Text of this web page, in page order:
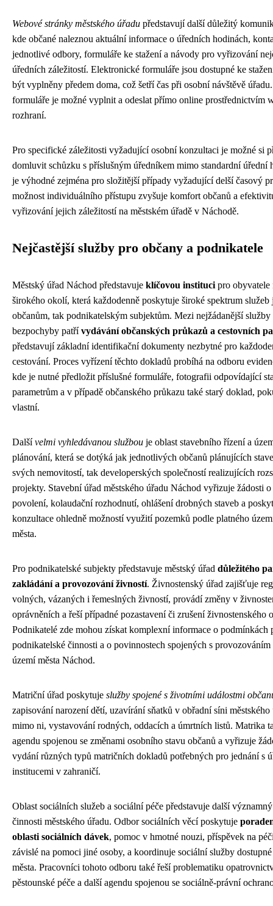
Webové stránky městského úřadu představují další důležitý
kde občané naleznou aktuální informace o úředních hodinách,
jednotlivé odbory, formuláře ke stažení a návody pro vyřizování
úředních záležitostí. Elektronické formuláře jsou dostupné ke
být vyplněny předem doma, což šetří čas při osobní návštěvě
formuláře je možné vyplnit a odeslat přímo online prostřednictvím
rozhraní.
Pro specifické záležitosti vyžadující osobní konzultaci je možné si
domluvit schůzku s příslušným úředníkem mimo standardní úřední
je výhodné zejména pro složitější případy vyžadující delší časový
možnost individuálního přístupu zvyšuje komfort občanů a
vyřizování jejich záležitostí na městském úřadě v Náchodě.
Nejčastější služby pro občany a podnikatele
Městský úřad Náchod představuje klíčovou institucipro obyvatele
širokého okolí, která každodenně poskytuje široké spektrum služeb
občanům, tak podnikatelským subjektům. Mezi nejžádanější služby
bezpochyby patří vydávání občanských průkazů a cestovních
představují základní identifikační dokumenty nezbytné pro
cestování. Proces vyřízení těchto dokladů probíhá na odboru
kde je nutné předložit příslušné formuláře, fotografii odpovídající
parametrům a v případě občanského průkazu také starý doklad,
vlastní.
Další velmi vyhledávanou službou je oblast stavebního řízení a
plánování, která se dotýká jak jednotlivých občanů plánujících
svých nemovitostí, tak developerských společností realizujících
projekty. Stavební úřad městského úřadu Náchod vyřizuje žádosti o
povolení, kolaudační rozhodnutí, ohlášení drobných staveb a
konzultace ohledně možností využití pozemků podle platného
města.
Pro podnikatelské subjekty představuje městský úřad důležitého
zakládání a provozování živností. Živnostenský úřad zajišťuje
volných, vázaných i řemeslných živností, provádí změny v
oprávněních a řeší případné pozastavení či zrušení živnostenského
Podnikatelé zde mohou získat komplexní informace o podmínkách
podnikatelské činnosti a o povinnostech spojených s
území města Náchod.
Matriční úřad poskytuje služby spojené s životními událostmi
zapisování narození dětí, uzavírání sňatků v obřadní síni městského
mimo ni, vystavování rodných, oddacích a úmrtních listů. Matrika
agendu spojenou se změnami osobního stavu občanů a vyřizuje
vydání různých typů matričních dokladů potřebných pro jednání s
institucemi v zahraničí.
Oblast sociálních služeb a sociální péče představuje další
činnosti městského úřadu. Odbor sociálních věcí poskytuje
oblasti sociálních dávek, pomoc v hmotné nouzi, příspěvek na
závislé na pomoci jiné osoby, a koordinuje sociální služby
města. Pracovníci tohoto odboru také řeší problematiku
pěstounské péče a další agendu spojenou se sociálně-právní